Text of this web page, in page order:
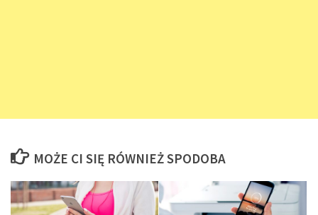
MOŻE CI SIĘ RÓWNIEŻ SPODOBA